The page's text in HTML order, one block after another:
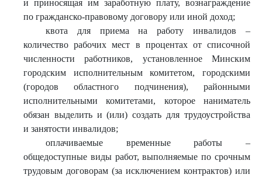
и приносящая им заработную плату, вознаграждение
по гражданско-правовому договору или иной доход;
квота для приема на работу инвалидов –
количество рабочих мест в процентах от списочной
численности работников, установленное Минским
городским исполнительным комитетом, городскими
(городов областного подчинения), районными
исполнительными комитетами, которое наниматель
обязан выделить и (или) создать для трудоустройства
и занятости инвалидов;
оплачиваемые временные работы –
общедоступные виды работ, выполняемые по срочным
трудовым договорам (за исключением контрактов) или